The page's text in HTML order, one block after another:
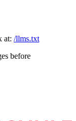
at: /llms.txt
before